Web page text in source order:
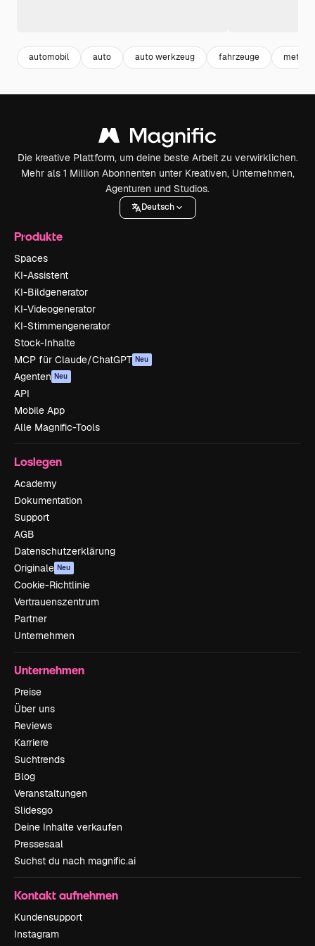
automobil auto auto werkzeug fahrzeuge metallic
Die kreative Plattform, um deine beste Arbeit zu verwirklichen.
Mehr als 1 Million Abonnenten unter Kreativen, Unternehmen,
Agenturen und Studios.
Deutsch
Produkte
Spaces
KI-Assistent
KI-Bildgenerator
KI-Videogenerator
KI-Stimmengenerator
Stock-Inhalte
MCP für Claude/ChatGPT Neu
Agenten Neu
API
Mobile App
Alle Magnific-Tools
Loslegen
Academy
Dokumentation
Support
AGB
Datenschutzerklärung
Originale Neu
Cookie-Richtlinie
Vertrauenszentrum
Partner
Unternehmen
Unternehmen
Preise
Über uns
Reviews
Karriere
Suchtrends
Blog
Veranstaltungen
Slidesgo
Deine Inhalte verkaufen
Pressesaal
Suchst du nach magnific.ai
Kontakt aufnehmen
Kundensupport
Instagram